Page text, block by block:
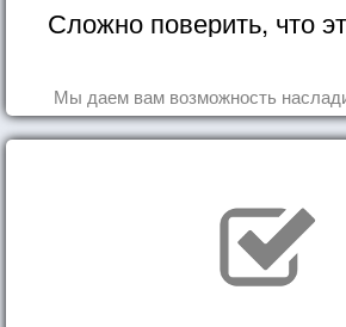
Сложно поверить, что
Мы даем вам возможность